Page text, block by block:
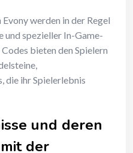
werden in der Regel
und spezieller In-Game-
bieten den Spielern
die ihr Spielerlebnis
und deren
der